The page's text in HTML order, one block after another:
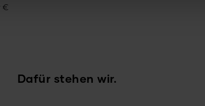
€
Dafür stehen wir.